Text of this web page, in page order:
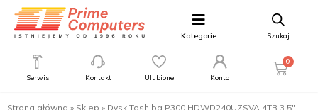
Kategorie Szukaj
Serwis Kontakt Ulubione Konto
0
Strona główna » Sklep » Dysk Toshiba P300 HDWD240UZSVA 4TB 3,5″